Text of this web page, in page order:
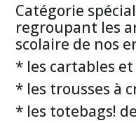
Catégorie
regroupant les
scolaire de nos
* les cartables et
* les trousses à
* les totebags!
table!
à
la
cantine!
élastiquées
personnalisées
(8)